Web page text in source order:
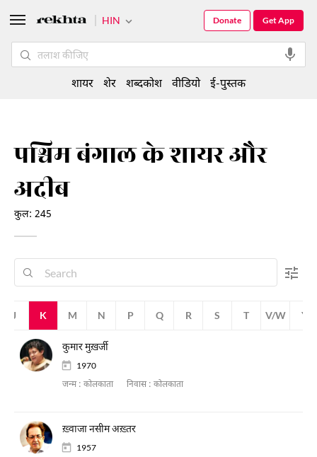
पश्चिम बंगाल के शायर और
अदीब
कुल: 245
J K M N P Q R S T V/W Y
कुमार मुख़र्जी
1970
जन्म : कोलकाता निवास : कोलकाता
ख़्वाजा नसीम अख़्तर
1957
HIN Get App
Donate
शायर शेर शब्दकोश वीडियो ई-पुस्तक